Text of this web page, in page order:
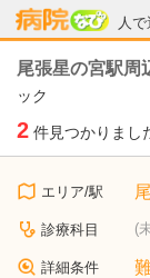
人
病院
尾張星の宮駅周
ック
2 件見つかりまし
エリア/駅
診療科目 (
詳細条件